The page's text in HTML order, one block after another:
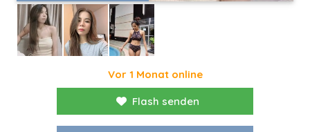
Vor 1 Monat online
Flash senden